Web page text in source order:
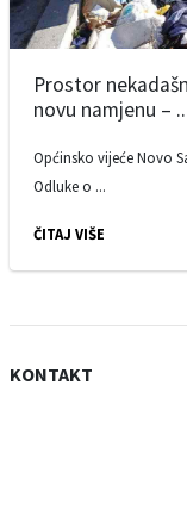
Prostor
novu namjenu –
Općinsko vijeće Novo
Odluke o ...
ČITAJ VIŠE
KONTAKT